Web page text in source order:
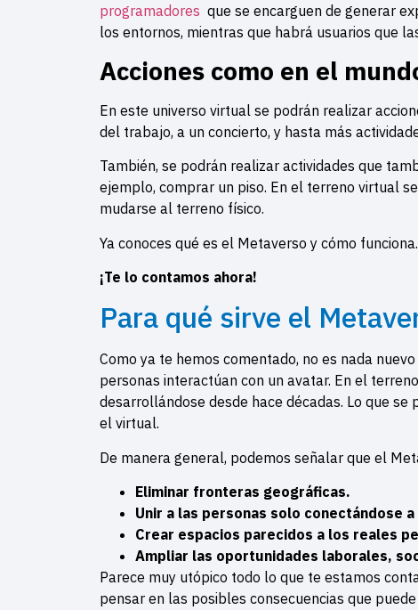
programadores que se encarguen de generar
los entornos, mientras que habrá usuarios que
Acciones como en el
En este universo virtual se podrán realizar
del trabajo, a un concierto, y hasta más
También, se podrán realizar actividades que
ejemplo, comprar un piso. En el terreno virtual
mudarse al terreno físico.
Ya conoces qué es el Metaverso y cómo
¡Te lo contamos ahora!
Para qué sirve el
Como ya te hemos comentado, no es nada
personas interactúan con un avatar. En el
desarrollándose desde hace décadas. Lo que
el virtual.
De manera general, podemos señalar que el
Eliminar fronteras geográficas.
Unir a las personas solo conectándose
Crear espacios parecidos a los reales
Ampliar las oportunidades laborales,
Parece muy utópico todo lo que te estamos
pensar en las posibles consecuencias que